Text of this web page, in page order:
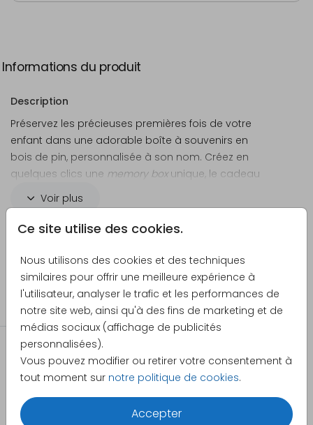
Ce site utilise des cookies.
Nous utilisons des cookies et des techniques
similaires pour offrir une meilleure expérience à
l'utilisateur, analyser le trafic et les performances de
notre site web, ainsi qu'à des fins de marketing et de
médias sociaux (affichage de publicités
personnalisées).
Vous pouvez modifier ou retirer votre consentement à
tout moment sur notre politique de cookies.
Accepter
Informations du produit
Description
Préservez les précieuses premières fois de votre
enfant dans une adorable boîte à souvenirs en
bois de pin, personnalisée à son nom. Créez en
quelques clics une memory boxunique, le cadeau
idéal pour une naissance ou un premier
anniversaire, afin de garder ses souvenirs intacts et
de les redécouvrir avec émotion au fil des années.
Caractéristiques du produit - Boîte à
souvenirs
Caractéristiques
du produit :
Boîte avec coins arrondis
et couvercle.
Dimensions :
40 x 30 x 13 cm et 30 x 20 x
13 cm
Matériau :
Voir plus
Créateur
Made for Moments
Catégorie
Boîte à souvenirs